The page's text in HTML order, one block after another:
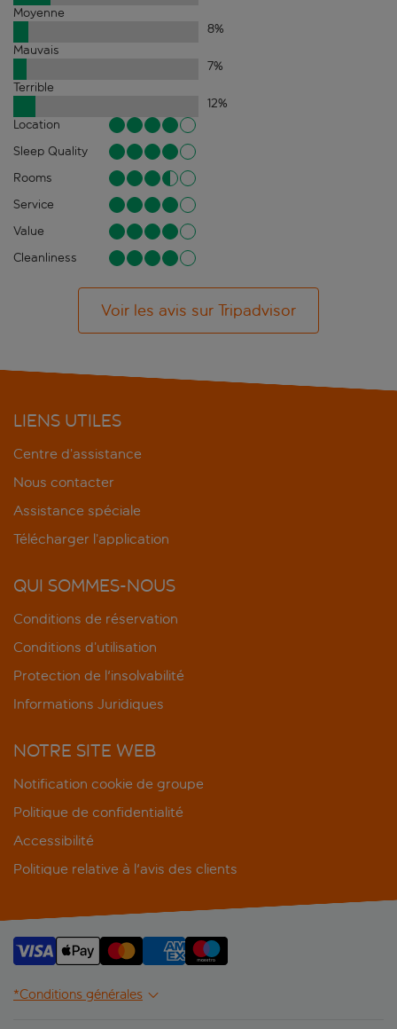
Moyenne
8%
Mauvais
7%
Terrible
12%
Location
Sleep Quality
Rooms
Service
Value
Cleanliness
Voir les avis sur Tripadvisor
LIENS UTILES
Centre d’assistance
Nous contacter
Assistance spéciale
Télécharger l’application
QUI SOMMES-NOUS
Conditions de réservation
Conditions d’utilisation
Protection de l'insolvabilité
Informations Juridiques
NOTRE SITE WEB
Notification cookie de groupe
Politique de confidentialité
Accessibilité
Politique relative à l'avis des clients
*Conditions générales